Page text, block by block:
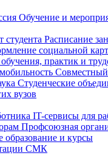
Обучение и
Расписание
социальной
практик и
Студенческие
вузов
IT-сервисы для
Профсоюзная
образование и курсы
СМК